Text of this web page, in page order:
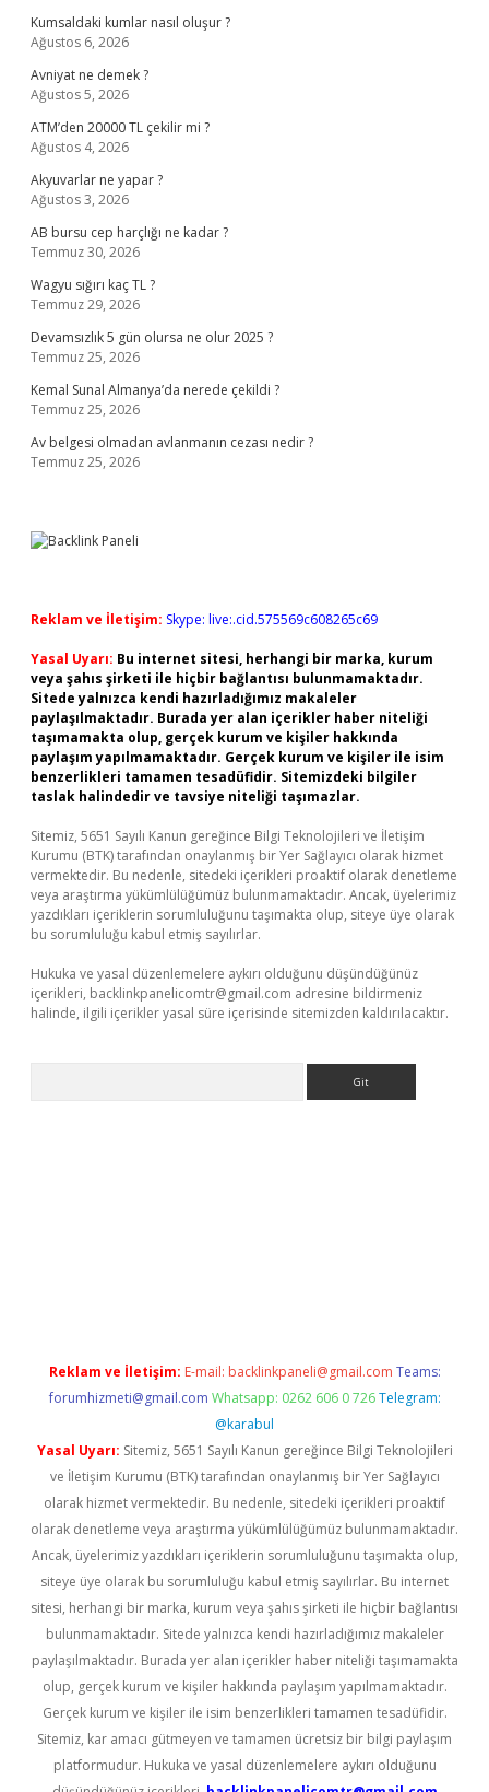
Kumsaldaki kumlar nasıl oluşur ?
Ağustos 6, 2026
Avniyat ne demek ?
Ağustos 5, 2026
ATM’den 20000 TL çekilir mi ?
Ağustos 4, 2026
Akyuvarlar ne yapar ?
Ağustos 3, 2026
AB bursu cep harçlığı ne kadar ?
Temmuz 30, 2026
Wagyu sığırı kaç TL ?
Temmuz 29, 2026
Devamsızlık 5 gün olursa ne olur 2025 ?
Temmuz 25, 2026
Kemal Sunal Almanya’da nerede çekildi ?
Temmuz 25, 2026
Av belgesi olmadan avlanmanın cezası nedir ?
Temmuz 25, 2026
Reklam ve İletişim: Skype: live:.cid.575569c608265c69
Yasal Uyarı: Bu internet sitesi, herhangi bir marka, kurum
veya şahıs şirketi ile hiçbir bağlantısı bulunmamaktadır.
Sitede yalnızca kendi hazırladığımız makaleler
paylaşılmaktadır. Burada yer alan içerikler haber niteliği
taşımamakta olup, gerçek kurum ve kişiler hakkında
paylaşım yapılmamaktadır. Gerçek kurum ve kişiler ile isim
benzerlikleri tamamen tesadüfidir. Sitemizdeki bilgiler
taslak halindedir ve tavsiye niteliği taşımazlar.
Sitemiz, 5651 Sayılı Kanun gereğince Bilgi Teknolojileri ve İletişim
Kurumu (BTK) tarafından onaylanmış bir Yer Sağlayıcı olarak hizmet
vermektedir. Bu nedenle, sitedeki içerikleri proaktif olarak denetleme
veya araştırma yükümlülüğümüz bulunmamaktadır. Ancak, üyelerimiz
yazdıkları içeriklerin sorumluluğunu taşımakta olup, siteye üye olarak
bu sorumluluğu kabul etmiş sayılırlar.
Hukuka ve yasal düzenlemelere aykırı olduğunu düşündüğünüz
içerikleri, backlinkpanelicomtr@gmail.com adresine bildirmeniz
halinde, ilgili içerikler yasal süre içerisinde sitemizden kaldırılacaktır.
Reklam ve İletişim: E-mail: backlinkpaneli@gmail.com Teams:
forumhizmeti@gmail.com Whatsapp: 0262 606 0 726 Telegram:
@karabul
Yasal Uyarı: Sitemiz, 5651 Sayılı Kanun gereğince Bilgi Teknolojileri
ve İletişim Kurumu (BTK) tarafından onaylanmış bir Yer Sağlayıcı
olarak hizmet vermektedir. Bu nedenle, sitedeki içerikleri proaktif
olarak denetleme veya araştırma yükümlülüğümüz bulunmamaktadır.
Ancak, üyelerimiz yazdıkları içeriklerin sorumluluğunu taşımakta olup,
siteye üye olarak bu sorumluluğu kabul etmiş sayılırlar. Bu internet
sitesi, herhangi bir marka, kurum veya şahıs şirketi ile hiçbir bağlantısı
bulunmamaktadır. Sitede yalnızca kendi hazırladığımız makaleler
paylaşılmaktadır. Burada yer alan içerikler haber niteliği taşımamakta
olup, gerçek kurum ve kişiler hakkında paylaşım yapılmamaktadır.
Gerçek kurum ve kişiler ile isim benzerlikleri tamamen tesadüfidir.
Sitemiz, kar amacı gütmeyen ve tamamen ücretsiz bir bilgi paylaşım
platformudur. Hukuka ve yasal düzenlemelere aykırı olduğunu